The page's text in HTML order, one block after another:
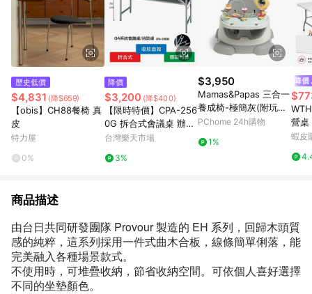
歷史低價
$4,831 (降$659)
【obis】CH88餐椅 真
皮
特力屋
0%
降價
$3,200 (降$400)
【限時特價】CPA-256
0G 拆合式會議桌 辦公
用品 辦公家具 辦公桌
室 活動桌 現貨
台灣樂天市場
3%
$3,950
Mamas&Papas 三合一
養成椅-極簡灰(附玩樂
盤)
PChome 24h購物
1%
營桌
折疊
會議
蝦皮
商品描述
由台日共同研發團隊 Provour製造的 EH 系列，回歸木頭質
感的純粹，這系列採用一件式曲木合板，線條簡單俐落，能
完美融入各種場景款式。
不使用時，可堆疊收納，節省收納空間。可依個人喜好選擇
不同的坐墊顏色。